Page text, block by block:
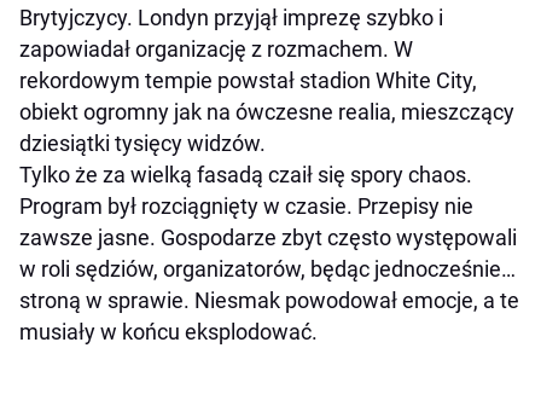
Brytyjczycy. Londyn przyjął imprezę szybko i
zapowiadał organizację z rozmachem. W
rekordowym tempie powstał stadion White City,
obiekt ogromny jak na ówczesne realia, mieszczący
dziesiątki tysięcy widzów.
Tylko że za wielką fasadą czaił się spory chaos.
Program był rozciągnięty w czasie. Przepisy nie
zawsze jasne. Gospodarze zbyt często występowali
w roli sędziów, organizatorów, będąc jednocześnie…
stroną w sprawie. Niesmak powodował emocje, a te
musiały w końcu eksplodować.